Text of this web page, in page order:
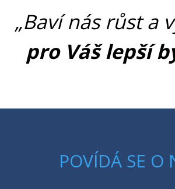
„Baví nás růst a
pro Váš lepší
POVÍDÁ SE O